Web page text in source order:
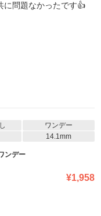
に問題なかったです👍
ワンデー
14.1mm
ンデー
¥1,958